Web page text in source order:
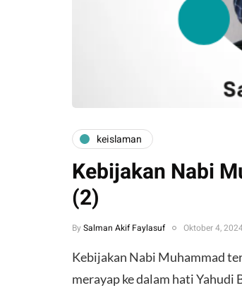
keislaman
Kebijakan Nabi
(2)
By Salman Akif Faylasuf Oktober 4,
Kebijakan Nabi Muhammad
merayap ke dalam hati